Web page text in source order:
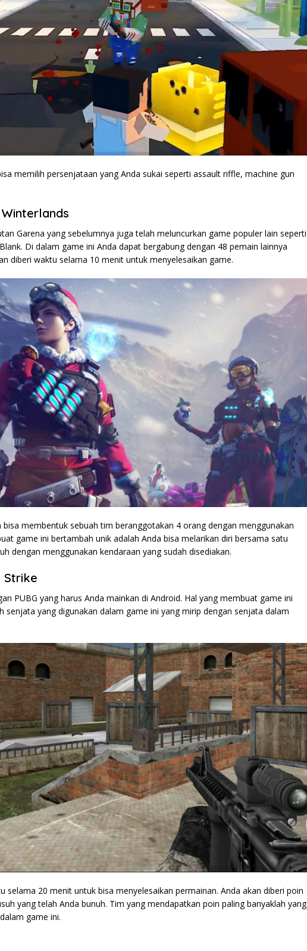
memilih persenjataan yang Anda sukai seperti assault riffle, machine gun
Garena yang sebelumnya juga telah meluncurkan game populer lain seperti
Di dalam game ini Anda dapat bergabung dengan 48 pemain lainnya
diberi waktu selama 10 menit untuk menyelesaikan game.
bisa membentuk sebuah tim beranggotakan 4 orang dengan menggunakan
game ini bertambah unik adalah Anda bisa melarikan diri bersama satu
dengan menggunakan kendaraan yang sudah disediakan.
Strike
PUBG yang harus Anda mainkan di Android. Hal yang membuat game ini
senjata yang digunakan dalam game ini yang mirip dengan senjata dalam
selama 20 menit untuk bisa menyelesaikan permainan. Anda akan diberi poin
yang telah Anda bunuh. Tim yang mendapatkan poin paling banyaklah yang
game ini.